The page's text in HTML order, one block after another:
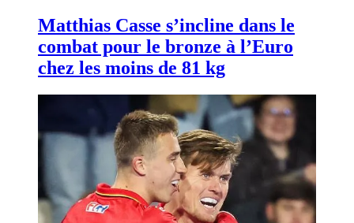
Matthias Casse s’incline dans le
combat pour le bronze à l’Euro
chez les moins de 81 kg